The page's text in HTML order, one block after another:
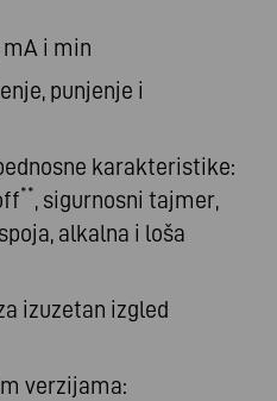
i min
punjenje i
karakteristike:
**, sigurnosni tajmer,
alkalna i loša
izuzetan izgled
verzijama: